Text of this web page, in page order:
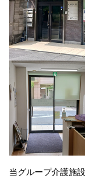
当グループ介護施